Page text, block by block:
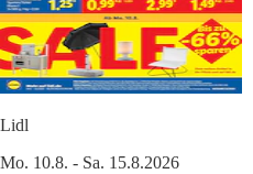
Lidl
Mo. 10.8. - Sa. 15.8.2026